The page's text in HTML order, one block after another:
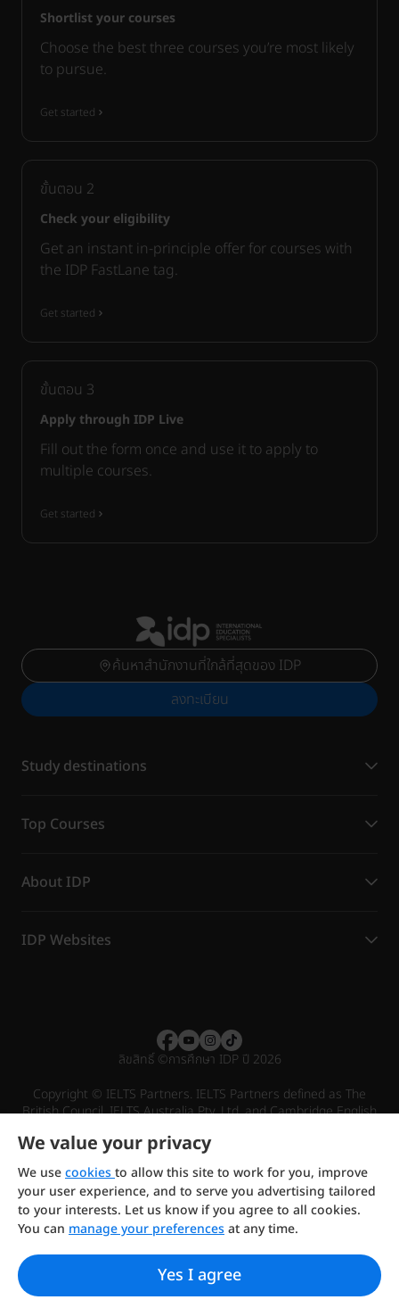
Shortlist your courses
Choose the best three courses you’re most likely
to pursue.
Get started
ขั้นตอน 2
Check your eligibility
Get an instant in-principle offer for courses with
the IDP FastLane tag.
Get started
ขั้นตอน 3
Apply through IDP Live
Fill out the form once and use it to apply to
multiple courses.
Get started
ค้นหาสำนักงานที่ใกล้ที่สุดของ IDP
ลงทะเบียน
Study destinations
Top Courses
About IDP
IDP Websites
ลิขสิทธิ์©การศึกษา IDP ปี 2026
Copyright © IELTS Partners. IELTS Partners defined as The
British Council, IELTS Australia Pty. Ltd. and Cambridge English
Investors
Terms of use Privacy policy Disclaimer
We value your privacy
We usecookiesto allow this site to work for you, improve
your user experience, and to serve you advertising tailored
to your interests. Let us know if you agree to all cookies.
You can manage your preferencesat any time.
Yes I agree